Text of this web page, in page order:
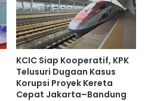
KCIC Siap Kooperatif, KPK
Telusuri Dugaan Kasus
Korupsi Proyek Kereta
Cepat Jakarta–Bandung